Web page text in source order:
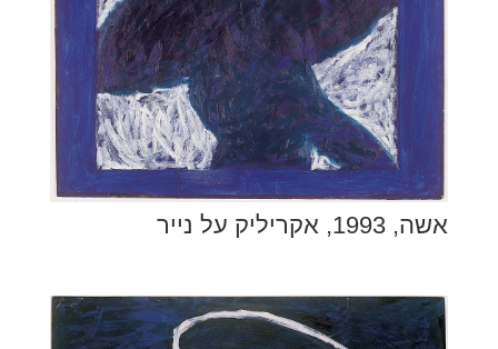
אשה, 1993, אקריליק על נייר